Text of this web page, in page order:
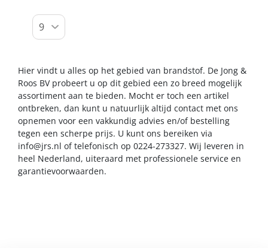
Hier vindt u alles op het gebied van brandstof. De Jong &
Roos BV probeert u op dit gebied een zo breed mogelijk
assortiment aan te bieden. Mocht er toch een artikel
ontbreken, dan kunt u natuurlijk altijd contact met ons
opnemen voor een vakkundig advies en/of bestelling
tegen een scherpe prijs. U kunt ons bereiken via
info@jrs.nl of telefonisch op 0224-273327. Wij leveren in
heel Nederland, uiteraard met professionele service en
garantievoorwaarden.